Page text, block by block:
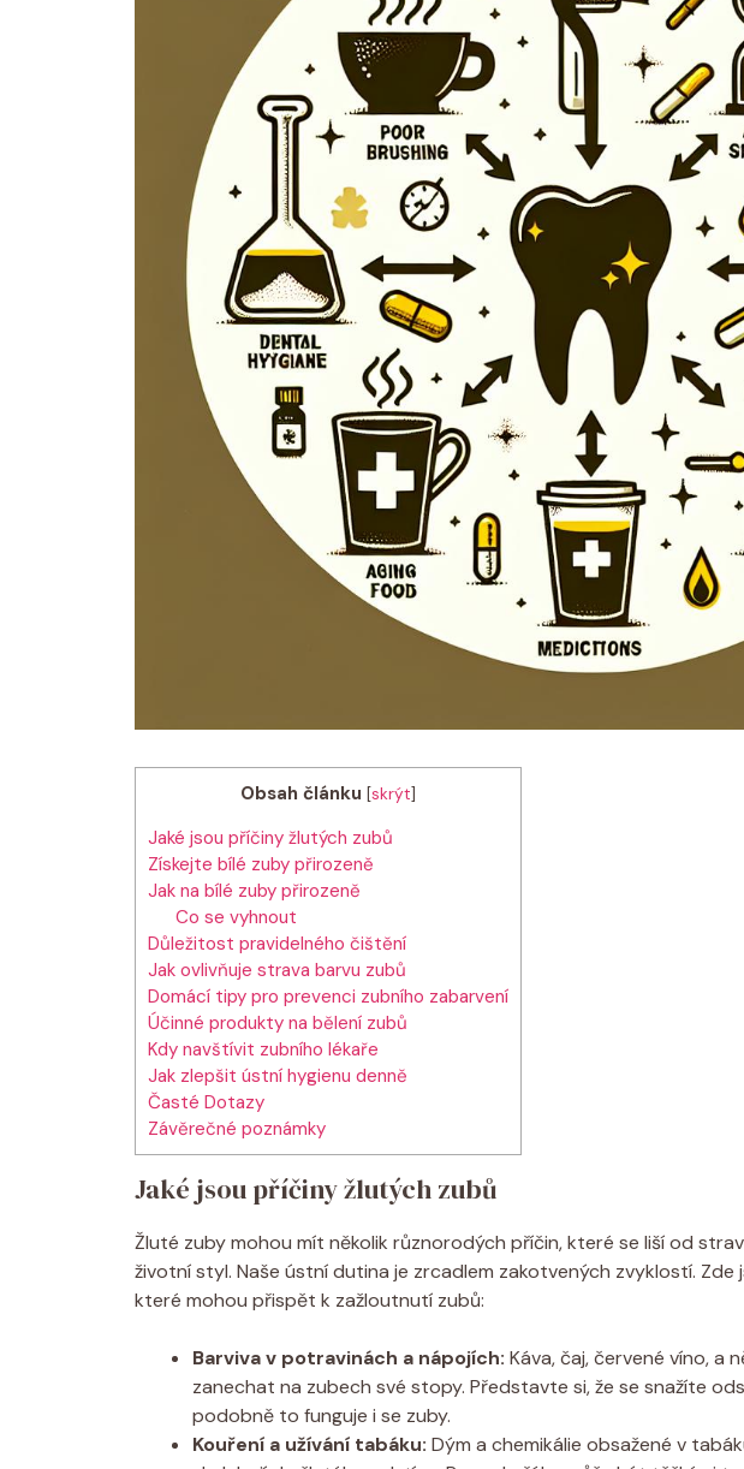
Obsah článku [skrýt]
Jaké jsou příčiny žlutých zubů
Získejte bílé zuby přirozeně
Jak na bílé zuby přirozeně
Co se vyhnout
Důležitost pravidelného čištění
Jak ovlivňuje strava barvu zubů
Domácí tipy pro prevenci zubního zabarvení
Účinné produkty na bělení zubů
Kdy navštívit zubního lékaře
Jak zlepšit ústní hygienu denně
Časté Dotazy
Závěrečné poznámky
Jaké jsou příčiny žlutých zubů
Žluté zuby mohou mít několik různorodých příčin, které se liší od
životní styl. Naše ústní dutina je zrcadlem zakotvených zvyklostí.
které mohou přispět k zažloutnutí zubů:
Barviva v potravinách a nápojích: Káva, čaj, červené víno, a
zanechat na zubech své stopy. Představte si, že se snažíte
podobně to funguje i se zuby.
Kouření a užívání tabáku: Dým a chemikálie obsažené v